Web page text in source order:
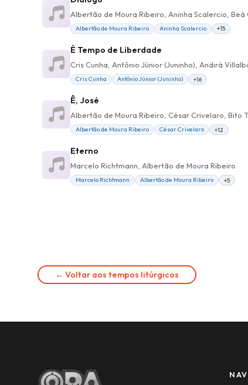
Albertão de Moura Ribeiro Aninha Scalercio +15
É Tempo de Liberdade
Cris Cunha Antônio Júnior (Juninho) +16
Ê, José
Albertão de Moura Ribeiro, César Crivelaro, Bito
Albertão de Moura Ribeiro César Crivelaro +12
Eterno
Marcelo Richtmann, Albertão de Moura Ribeiro
Marcelo Richtmann Albertão de Moura Ribeiro +5
← Voltar aos tempos litúrgicos